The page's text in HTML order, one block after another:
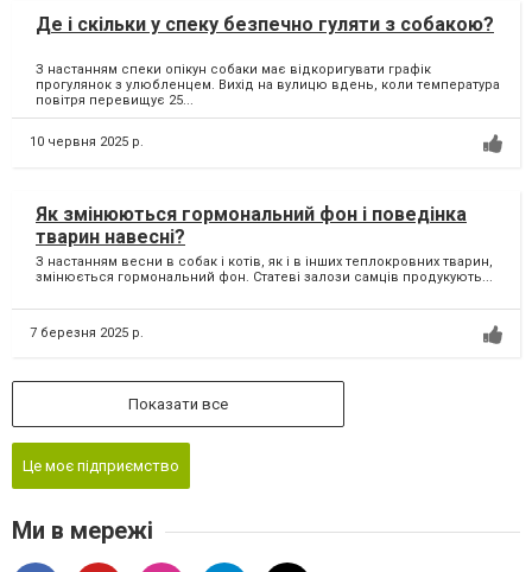
Де і скільки у спеку безпечно гуляти з собакою?
З настанням спеки опікун собаки має відкоригувати графік
прогулянок з улюбленцем. Вихід на вулицю вдень, коли температура
повітря перевищує 25...
10 червня 2025 р.
Як змінюються гормональний фон і поведінка
тварин навесні?
З настанням весни в собак і котів, як і в інших теплокровних тварин,
змінюється гормональний фон. Статеві залози самців продукують...
7 березня 2025 р.
Показати все
Це моє підприємство
Ми в мережі